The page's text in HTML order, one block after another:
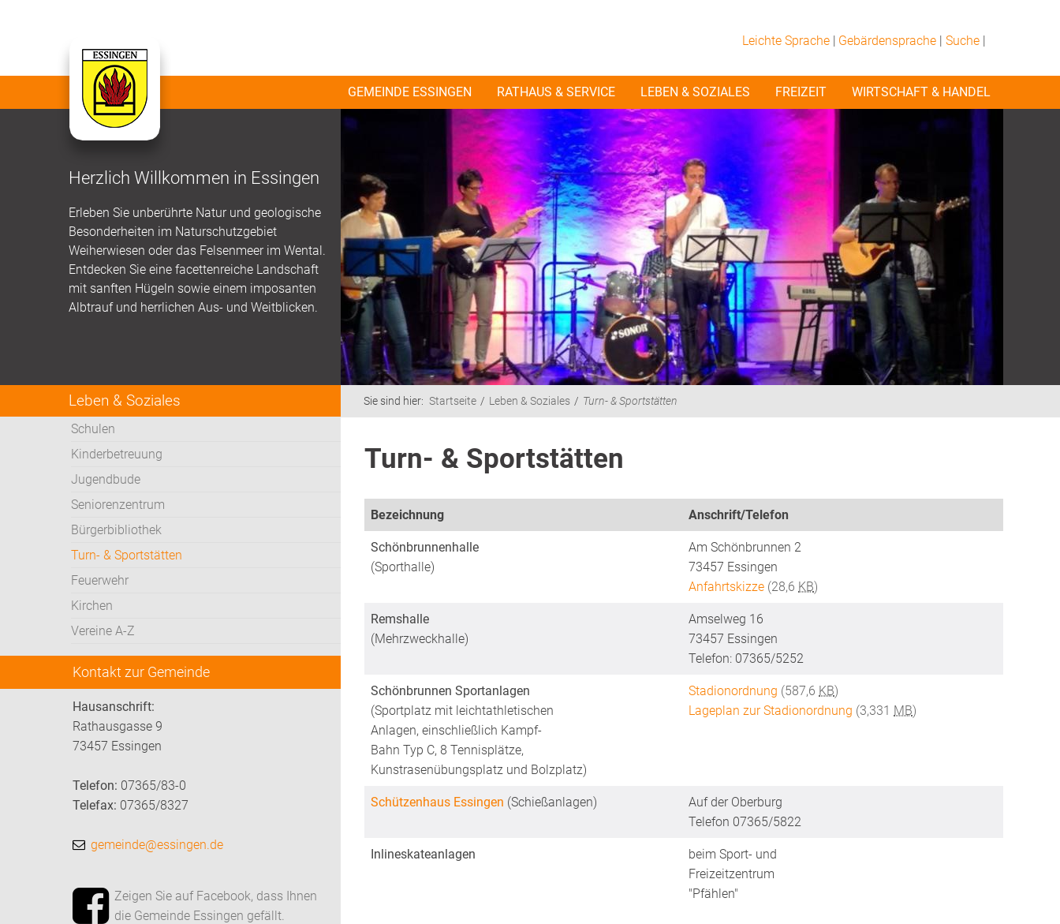
Leichte Sprache | Gebärdensprache | Suche|
GEMEINDE ESSINGEN RATHAUS & SERVICE LEBEN & SOZIALES FREIZEIT WIRTSCHAFT & HANDEL
Herzlich Willkommen in Essingen
Erleben Sie unberührte Natur und geologische
Besonderheiten im Naturschutzgebiet
Weiherwiesen oder das Felsenmeer im Wental.
Entdecken Sie eine facettenreiche Landschaft
mit sanften Hügeln sowie einem imposanten
Albtrauf und herrlichen Aus- und Weitblicken.
Leben & Soziales
Schulen
Kinderbetreuung
Jugendbude
Seniorenzentrum
Bürgerbibliothek
Turn- & Sportstätten
Feuerwehr
Kirchen
Vereine A-Z
Kontakt zur Gemeinde
Hausanschrift:
Rathausgasse 9
73457 Essingen
Telefon: 07365/83-0
Telefax: 07365/8327
gemeinde@essingen.de
Zeigen Sie auf Facebook, dass Ihnen
die Gemeinde Essingen gefällt.
Sie sind hier: Startseite Leben & Soziales Turn- & Sportstätten
Turn- & Sportstätten
Bezeichnung Anschrift/Telefon
Schönbrunnenhalle
(Sporthalle)
Am Schönbrunnen 2
73457 Essingen
Anfahrtskizze (28,6 KB)
Remshalle
(Mehrzweckhalle)
Amselweg 16
73457 Essingen
Telefon: 07365/5252
Schönbrunnen Sportanlagen
(Sportplatz mit leichtathletischen
Anlagen, einschließlich Kampf-
Bahn Typ C, 8 Tennisplätze,
Kunstrasenübungsplatz und Bolzplatz)
Stadionordnung (587,6 KB)
Lageplan zur Stadionordnung (3,331 MB)
Schützenhaus Essingen (Schießanlagen)
Auf der Oberburg
Telefon 07365/5822
Inlineskateanlagen
beim Sport- und
Freizeitzentrum
"Pfählen"